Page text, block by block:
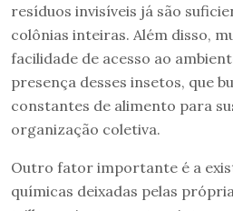
resíduos invisíveis já são
colônias inteiras. Além disso,
facilidade de acesso ao
presença desses insetos, que
constantes de alimento para
organização coletiva.
Outro fator importante é a
químicas deixadas pelas